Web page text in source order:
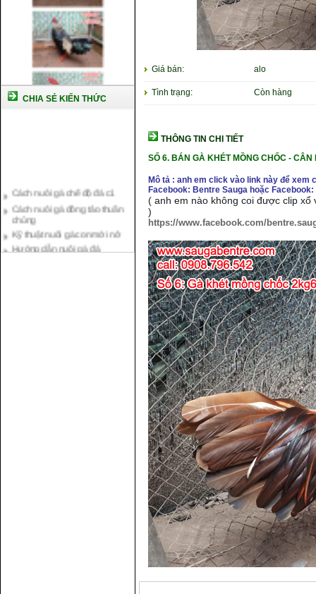
CHIA SẺ KIẾN THỨC
Cách nuôi gà đông tảo thuần
chủng
Kỹ thuật nuôi gà con mới nở
Hướng dẫn nuôi gà đá
Tại sao bạn cần biết cách nuôi
Giá bán: alo
Tình trạng: Còn hàng
THÔNG TIN CHI TIẾT
SỐ 6. BÁN GÀ KHÉT MỒNG CHỐC - CÂN
Mô tả : anh em click vào link này để
Facebook: Bentre Sauga hoặc Facebook:
( anh em nào không coi được clip xổ
)
https://www.facebook.com/